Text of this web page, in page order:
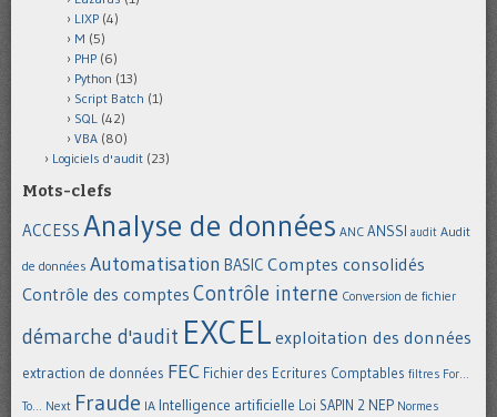
LIXP (4)
M (5)
PHP (6)
Python (13)
Script Batch (1)
SQL (42)
VBA (80)
Logiciels d'audit (23)
Mots-clefs
ACCESS Analyse de données ANC ANSSI audit Audit
de données Automatisation BASIC Comptes consolidés
Contrôle des comptes Contrôle interne Conversion de fichier
démarche d'audit EXCEL exploitation des données
extraction de données FEC Fichier des Ecritures Comptables filtres For...
To... Next Fraude IA Intelligence artificielle Loi SAPIN 2 NEP Normes